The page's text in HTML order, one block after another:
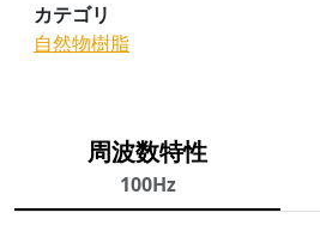
カテゴリ
自然物樹脂
周波数特性
100Hz